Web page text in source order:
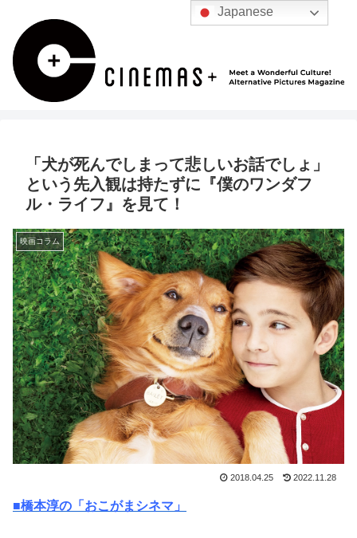
「犬が死んでしまって悲しいお話でしょ」
という先入観は持たずに『僕のワンダフ
ル・ライフ』を見て！
映画コラム
2018.04.25 2022.11.28
■橋本淳の「おこがまシネマ」
Japanese